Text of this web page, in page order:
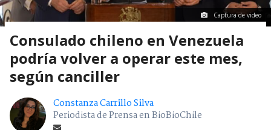
Captura de video
Consulado chileno en Venezuela
podría volver a operar este mes,
según canciller
Constanza Carrillo Silva
Periodista de Prensa en BioBioChile